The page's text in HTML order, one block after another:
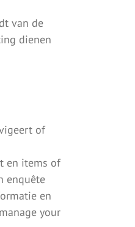
van de
dienen
of
en items of
enquête
en
your